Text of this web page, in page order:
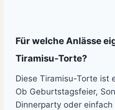
Für welche Anlässe
Tiramisu-Torte?
Diese Tiramisu-Torte ist
Ob Geburtstagsfeier,
Dinnerparty oder